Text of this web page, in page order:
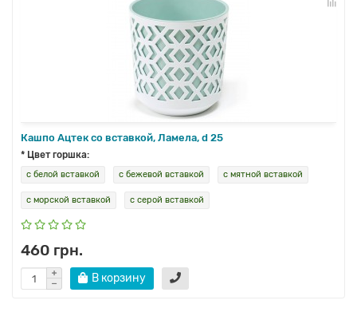
Кашпо Ацтек со вставкой, Ламела, d 25
* Цвет горшка:
с белой вставкой с бежевой вставкой с мятной вставкой
с морской вставкой с серой вставкой
460 грн.
В корзину